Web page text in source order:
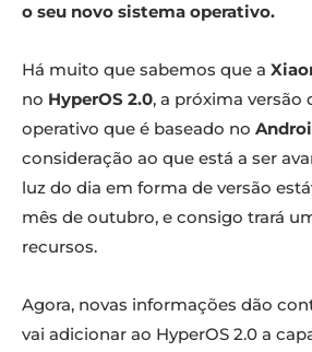
o seu novo sistema operativo.
Há muito que sabemos que a
no HyperOS 2.0, a próxima versão
operativo que é baseado no
consideração ao que está a ser
luz do dia em forma de versão
mês de outubro, e consigo trará
recursos.
Agora, novas informações dão
vai adicionar ao HyperOS 2.0 a